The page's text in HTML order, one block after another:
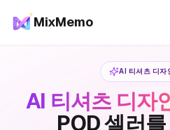
MixMemo
AI 티셔츠 디자
AI 티셔츠 디자
POD 셀러